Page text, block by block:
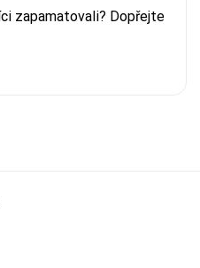
zapamatovali? Dopřejte